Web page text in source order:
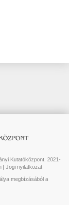
Kutatóközpont, 2021-
| Jogi nyilatkozat
megbízásából a